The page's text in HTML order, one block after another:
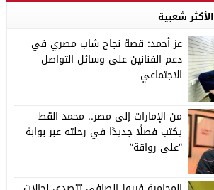
الأكثر شعبية
عز أحمد: قصة نجاح شاب مصري في
دعم الفنانين على وسائل التواصل
الاجتماعي
من الإمارات إلى مصر.. محمد القط
يكتب فصلًا جديدًا في رحلته عبر بوابة
“على رواقة”